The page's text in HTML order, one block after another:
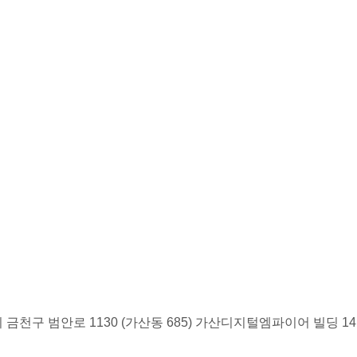
금천구 범안로 1130 (가산동 685) 가산디지털엠파이어 빌딩